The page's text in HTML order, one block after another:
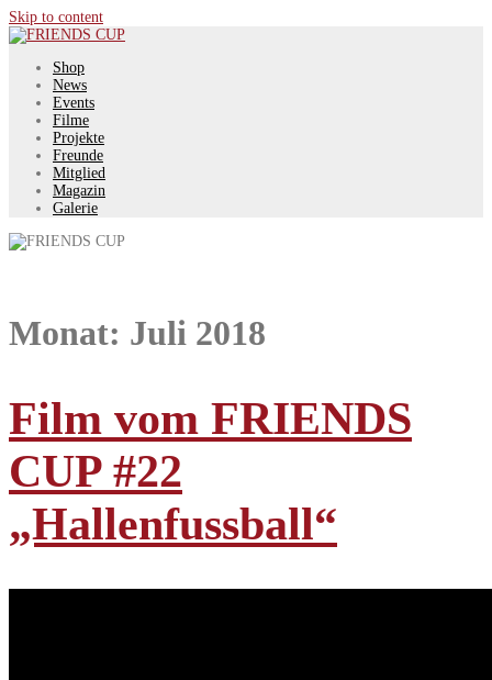
Skip to content
Shop
News
Events
Filme
Projekte
Freunde
Mitglied
Magazin
Galerie
Monat: Juli 2018
Film vom FRIENDS
CUP #22
„Hallenfussball“